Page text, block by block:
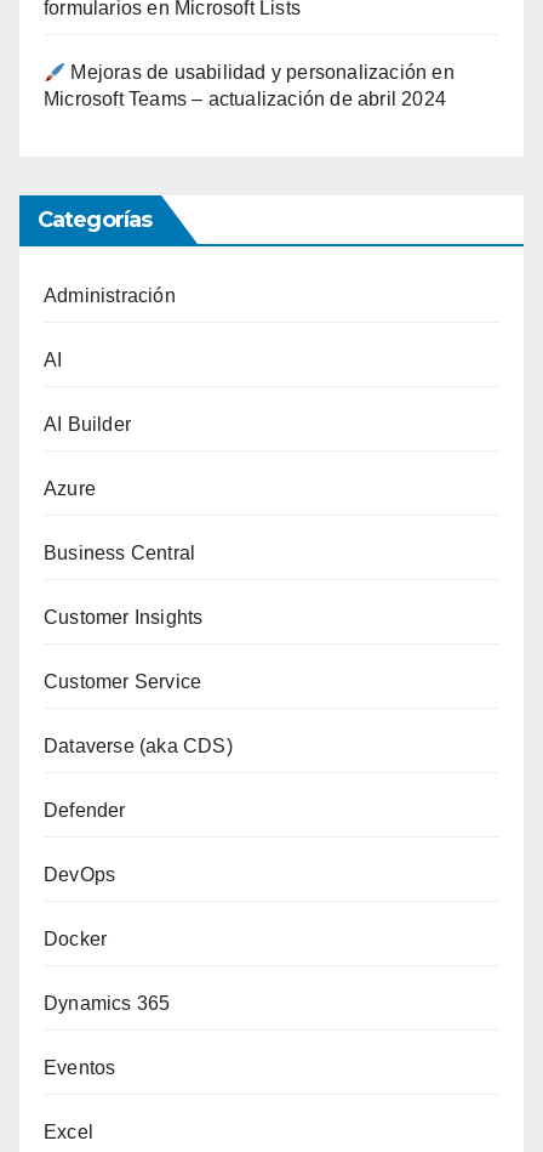
formularios en Microsoft Lists
Mejoras de usabilidad y personalización en
Microsoft Teams – actualización de abril 2024
Categorías
Administración
AI
AI Builder
Azure
Business Central
Customer Insights
Customer Service
Dataverse (aka CDS)
Defender
DevOps
Docker
Dynamics 365
Eventos
Excel